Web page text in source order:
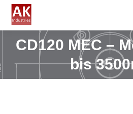
CD120 MEC –
bis
Sie befinden sich